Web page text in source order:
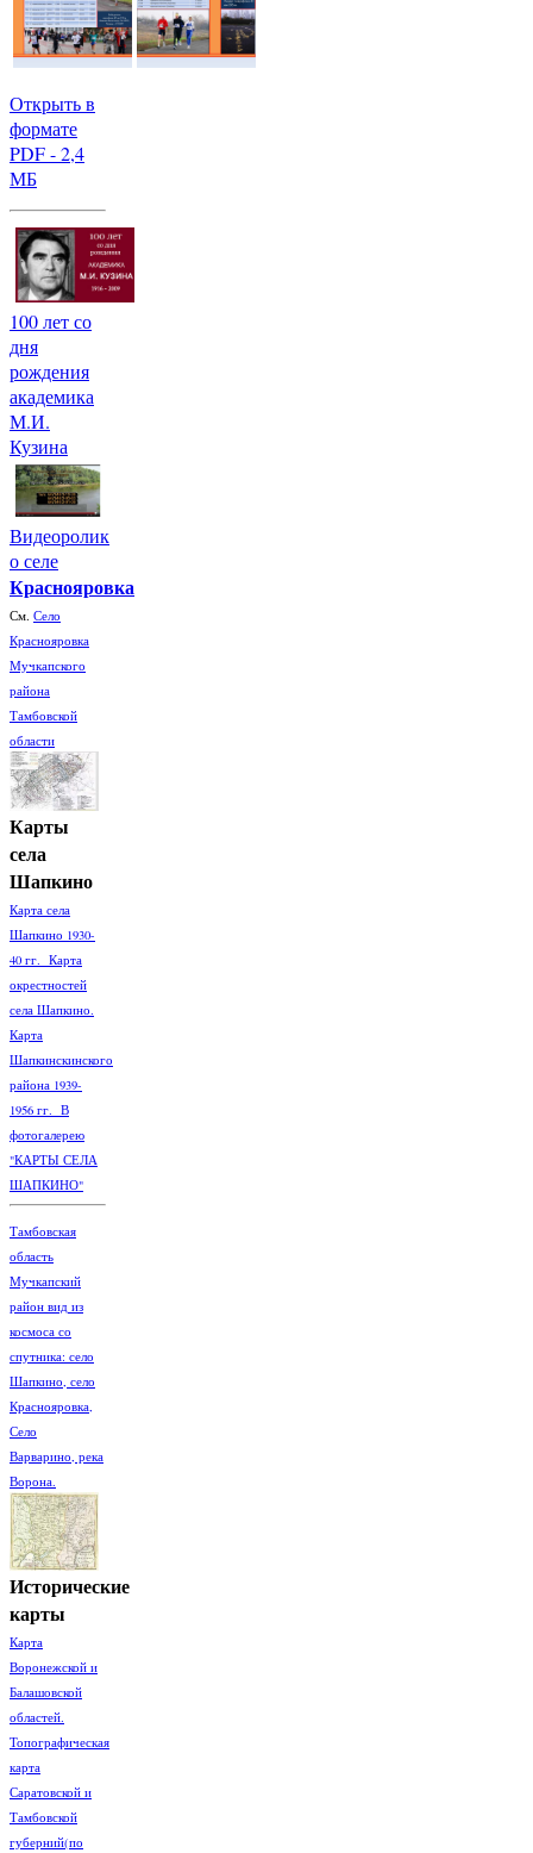
Открыть в
формате
PDF - 2,4
МБ
100 лет со
дня
рождения
академика
М.И.
Кузина
Видеоролик
о селе
Краснояровка
См. Село
Краснояровка
Мучкапского
района
Тамбовской
области
Карты
села
Шапкино
Карта села
Шапкино 1930-
40 гг. Карта
окрестностей
села Шапкино.
Карта
Шапкинскинского
района 1939-
1956 гг. В
фотогалерею
"КАРТЫ СЕЛА
ШАПКИНО"
Тамбовская
область
Мучкапский
район вид из
космоса со
спутника: село
Шапкино, село
Краснояровка,
Село
Варварино, река
Ворона.
Исторические
карты
Карта
Воронежской и
Балашовской
областей.
Топографическая
карта
Саратовской и
Тамбовской
губерний(по